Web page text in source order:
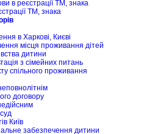
в реєстрації ТМ, знака
ТМ, знака
в Харкові, Києві
місця проживання дітей
дитини
з сімейних питань
спільного проживання
договору
Київ
забезпечення дитини